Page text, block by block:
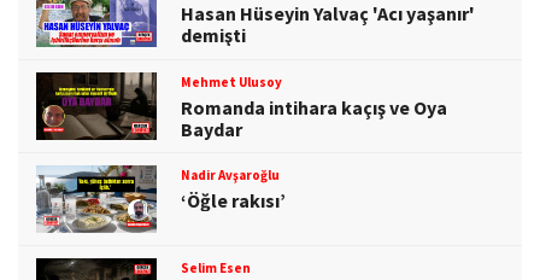
Hasan Hüseyin Yalvaç 'Acı yaşanır'
demişti
Mehmet Ulusoy
Romanda intihara kaçış ve Oya
Baydar
Nadir Avşaroğlu
‘Öğle rakısı’
Selim Esen